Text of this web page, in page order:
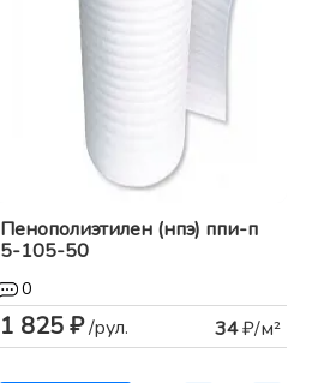
Пенополиэтилен (нпэ) ппи-п
5-105-50
0
1 825 ₽/рул. 34₽/м²